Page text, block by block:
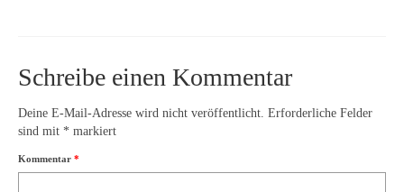
Schreibe einen Kommentar
Deine E-Mail-Adresse wird nicht veröffentlicht. Erforderliche Felder
sind mit * markiert
Kommentar *